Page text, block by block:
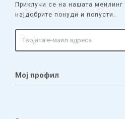
Приклучи се на нашата меилинг
најдобрите понуди и попусти.
Мој профил